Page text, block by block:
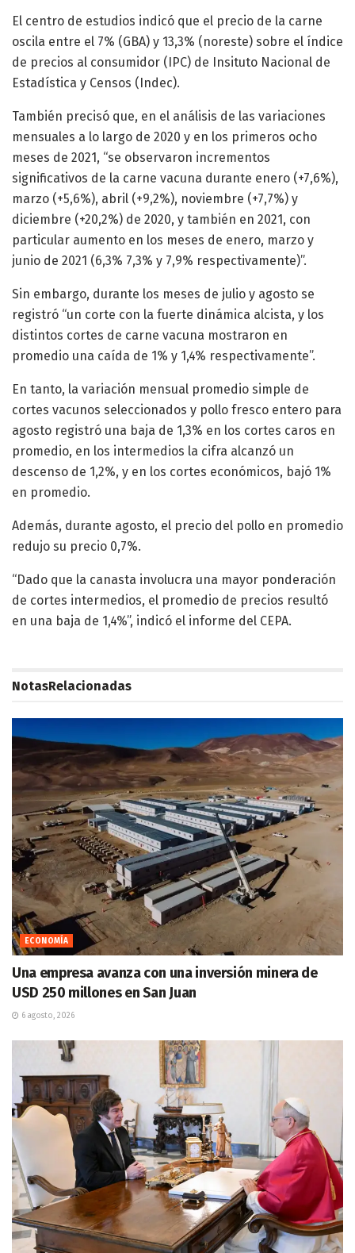
El centro de estudios indicó que el precio de la carne
oscila entre el 7% (GBA) y 13,3% (noreste) sobre el índice
de precios al consumidor (IPC) de Insituto Nacional de
Estadística y Censos (Indec).
También precisó que, en el análisis de las variaciones
mensuales a lo largo de 2020 y en los primeros ocho
meses de 2021, “se observaron incrementos
significativos de la carne vacuna durante enero (+7,6%),
marzo (+5,6%), abril (+9,2%), noviembre (+7,7%) y
diciembre (+20,2%) de 2020, y también en 2021, con
particular aumento en los meses de enero, marzo y
junio de 2021 (6,3% 7,3% y 7,9% respectivamente)”.
Sin embargo, durante los meses de julio y agosto se
registró “un corte con la fuerte dinámica alcista, y los
distintos cortes de carne vacuna mostraron en
promedio una caída de 1% y 1,4% respectivamente”.
En tanto, la variación mensual promedio simple de
cortes vacunos seleccionados y pollo fresco entero para
agosto registró una baja de 1,3% en los cortes caros en
promedio, en los intermedios la cifra alcanzó un
descenso de 1,2%, y en los cortes económicos, bajó 1%
en promedio.
Además, durante agosto, el precio del pollo en promedio
redujo su precio 0,7%.
“Dado que la canasta involucra una mayor ponderación
de cortes intermedios, el promedio de precios resultó
en una baja de 1,4%”, indicó el informe del CEPA.
NotasRelacionadas
ECONOMÍA
Una empresa avanza con una inversión minera de
USD 250 millones en San Juan
6 agosto, 2026